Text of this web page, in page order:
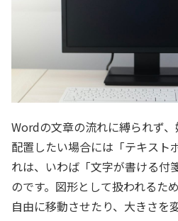
Wordの文章の流れに縛られず
配置したい場合には「テキスト
れは、いわば「文字が書ける付
のです。図形として扱われるた
自由に移動させたり、大きさを